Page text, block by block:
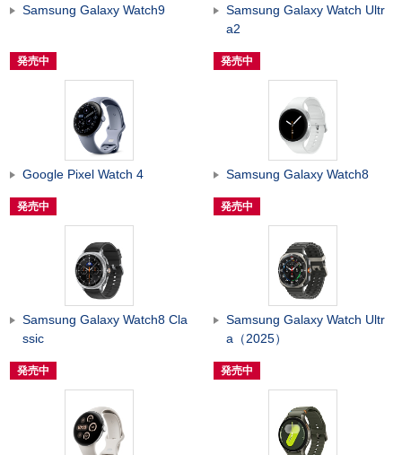
Samsung Galaxy Watch9
発売中
Samsung Galaxy Watch Ultr
a2
発売中
Google Pixel Watch 4
発売中
Samsung Galaxy Watch8
発売中
Samsung Galaxy Watch8 Cla
ssic
発売中
Samsung Galaxy Watch Ultr
a（2025）
発売中